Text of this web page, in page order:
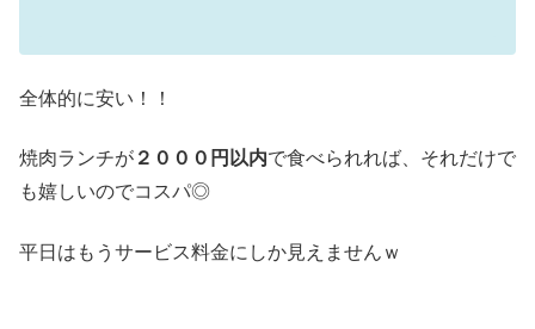
全体的に安い！！
焼肉ランチが ２０００円以内で食べられれば、それだけで
も嬉しいのでコスパ◎
平日はもうサービス料金にしか見えませんｗ